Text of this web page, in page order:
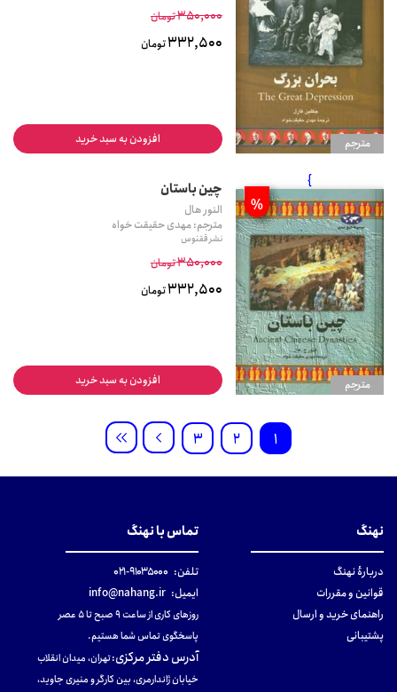
مترجم
350,000تومان
332,500تومان
افزودن به سبد خرید
مترجم
}
%
چین باستان
النور هال
مترجم: مهدی حقیقت خواه
نشر ققنوس
350,000تومان
332,500تومان
افزودن به سبد خرید
1
2
3
نهنگ
دربارهٔ نهنگ
قوانین و مقررات
راهنمای خرید و ارسال
پشتیبانی
تماس با نهنگ
تلفن: ۹۱۰۳۵۰۰۰-۰۲۱
ایمیل: info@nahang.ir
روزهای کاری از ساعت ۹ صبح تا ۵ عصر
پاسخگوی تماس شما هستیم.
آدرس دفتر مرکزی:تهران، میدان انقلاب
خیابان ژاندارمری، بین کارگر و منیری جاوید،